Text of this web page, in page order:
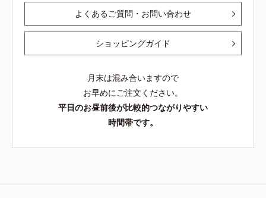
よくあるご質問・お問い合わせ
ショッピングガイド
月末は混み合いますので
お早めにご注文ください。
平日のお昼前後が比較的つながりやすい
時間帯です。